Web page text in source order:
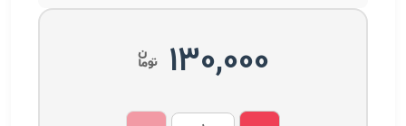
130,000